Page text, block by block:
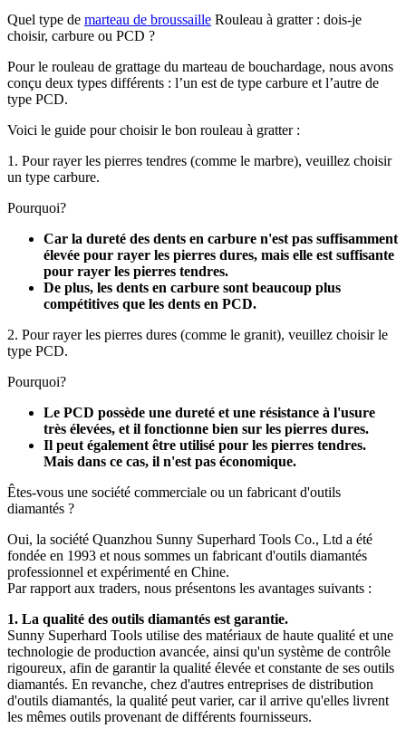
Quel type de marteau de broussaille Rouleau à gratter : dois-je
choisir, carbure ou PCD ?
Pour le rouleau de grattage du marteau de bouchardage, nous avons
conçu deux types différents : l’un est de type carbure et l’autre de
type PCD.
Voici le guide pour choisir le bon rouleau à gratter :
1. Pour rayer les pierres tendres (comme le marbre), veuillez choisir
un type carbure.
Pourquoi?
Car la dureté des dents en carbure n'est pas suffisamment
élevée pour rayer les pierres dures, mais elle est suffisante
pour rayer les pierres tendres.
De plus, les dents en carbure sont beaucoup plus
compétitives que les dents en PCD.
2. Pour rayer les pierres dures (comme le granit), veuillez choisir le
type PCD.
Pourquoi?
Le PCD possède une dureté et une résistance à l'usure
très élevées, et il fonctionne bien sur les pierres dures.
Il peut également être utilisé pour les pierres tendres.
Mais dans ce cas, il n'est pas économique.
Êtes-vous une société commerciale ou un fabricant d'outils
diamantés ?
Oui, la société Quanzhou Sunny Superhard Tools Co., Ltd a été
fondée en 1993 et ​​nous sommes un fabricant d'outils diamantés
professionnel et expérimenté en Chine.
Par rapport aux traders, nous présentons les avantages suivants :
1. La qualité des outils diamantés est garantie.
Sunny Superhard Tools utilise des matériaux de haute qualité et une
technologie de production avancée, ainsi qu'un système de contrôle
rigoureux, afin de garantir la qualité élevée et constante de ses outils
diamantés. En revanche, chez d'autres entreprises de distribution
d'outils diamantés, la qualité peut varier, car il arrive qu'elles livrent
les mêmes outils provenant de différents fournisseurs.